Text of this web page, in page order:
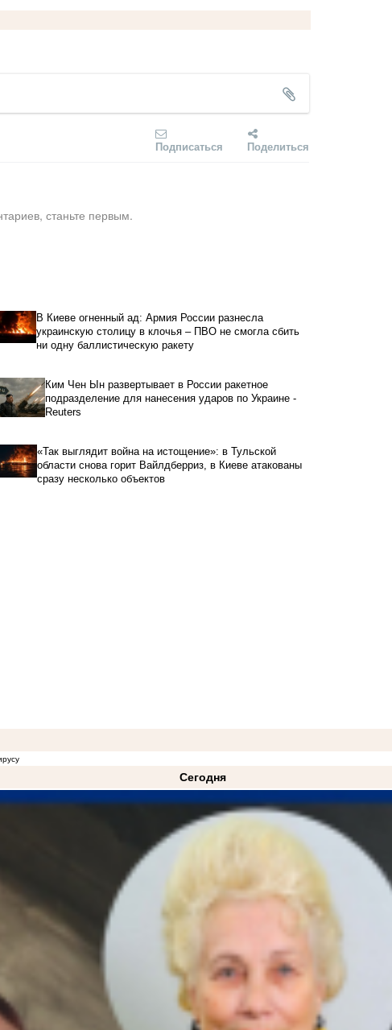
Подписаться Поделиться
станьте первым.
В Киеве огненный ад: Армия России разнесла
украинскую столицу в клочья – ПВО не смогла сбить
ни одну баллистическую ракету
Ким Чен Ын развертывает в России ракетное
подразделение для нанесения ударов по Украине -
Reuters
«Так выглядит война на истощение»: в Тульской
области снова горит Вайлдберриз, в Киеве атакованы
сразу несколько объектов
Сегодня